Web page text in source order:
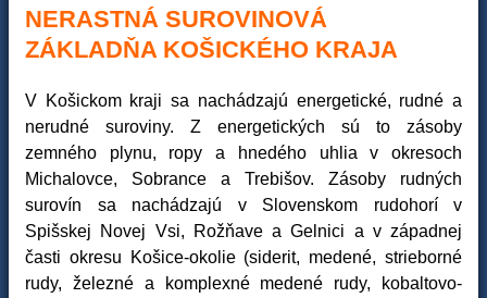
NERASTNÁ SUROVINOVÁ
ZÁKLADŇA KOŠICKÉHO KRAJA
V Košickom kraji sa nachádzajú energetické, rudné a
nerudné suroviny. Z energetických sú to zásoby
zemného plynu, ropy a hnedého uhlia v okresoch
Michalovce, Sobrance a Trebišov. Zásoby rudných
surovín sa nachádzajú v Slovenskom rudohorí v
Spišskej Novej Vsi, Rožňave a Gelnici a v západnej
časti okresu Košice-okolie (siderit, medené, strieborné
rudy, železné a komplexné medené rudy, kobaltovo-